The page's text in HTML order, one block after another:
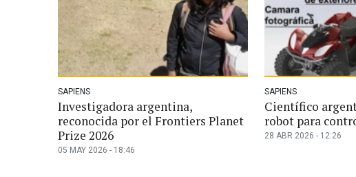
SAPIENS
Investigadora argentina,
reconocida por el Frontiers Planet
Prize 2026
05 MAY 2026 - 18:46
SAPIENS
Científico
robot para
28 ABR 2026 - 12:26